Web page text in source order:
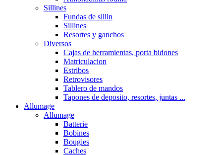
Sillines
Fundas de sillin
Sillines
Resortes y ganchos
Diversos
Cajas de herramientas, porta bidones
Matriculacion
Estribos
Retrovisores
Tablero de mandos
Tapones de deposito, resortes, juntas ...
Allumage
Allumage
Batterie
Bobines
Bougies
Caches